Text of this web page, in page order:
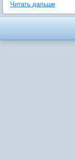
Читать дальше